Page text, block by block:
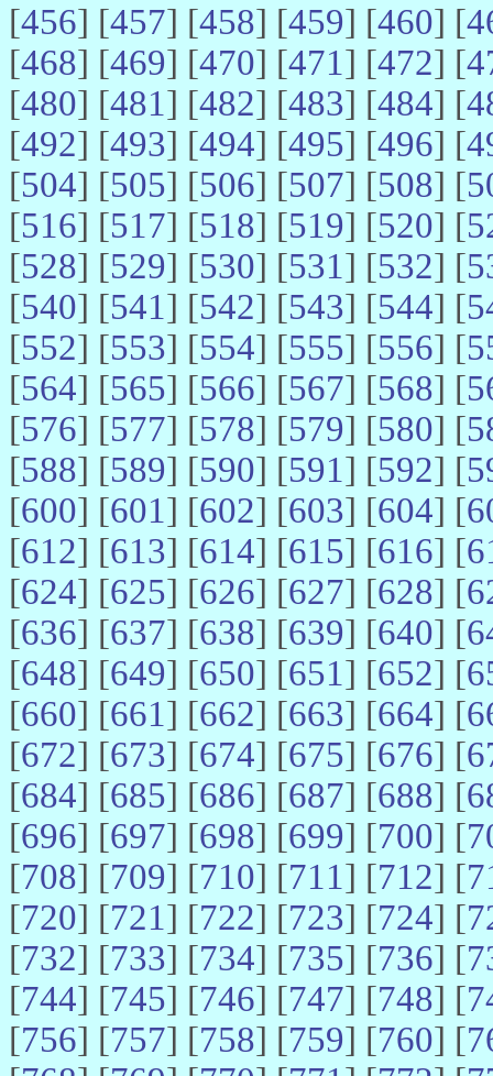
[456] [457] [458] [459] [460] [
[468] [469] [470] [471] [472] [
[480] [481] [482] [483] [484] [
[492] [493] [494] [495] [496] [
[504] [505] [506] [507] [508] [
[516] [517] [518] [519] [520] [
[528] [529] [530] [531] [532] [
[540] [541] [542] [543] [544] [
[552] [553] [554] [555] [556] [
[564] [565] [566] [567] [568] [
[576] [577] [578] [579] [580] [
[588] [589] [590] [591] [592] [
[600] [601] [602] [603] [604] [
[612] [613] [614] [615] [616] [
[624] [625] [626] [627] [628] [
[636] [637] [638] [639] [640] [
[648] [649] [650] [651] [652] [
[660] [661] [662] [663] [664] [
[672] [673] [674] [675] [676] [
[684] [685] [686] [687] [688] [
[696] [697] [698] [699] [700] [
[708] [709] [710] [711] [712] [
[720] [721] [722] [723] [724] [
[732] [733] [734] [735] [736] [
[744] [745] [746] [747] [748] [
[756] [757] [758] [759] [760] [